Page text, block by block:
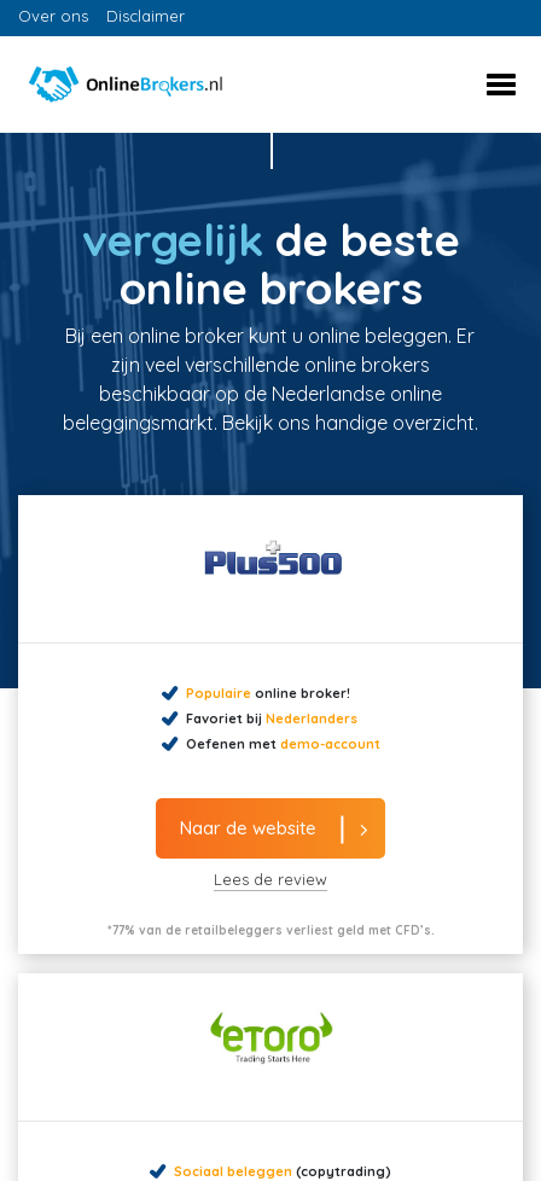
Over ons Disclaimer
vergelijk de beste
online brokers
Bij een online broker kunt u online beleggen. Er
zijn veel verschillende online brokers
beschikbaar op de Nederlandse online
beleggingsmarkt. Bekijk ons handige overzicht.
Populaireonline broker!
Favoriet bij Nederlanders
Oefenen met demo-account
Naar de website
Lees de review
*77% van de retailbeleggers verliest geld met CFD’s.
Sociaal beleggen (copytrading)